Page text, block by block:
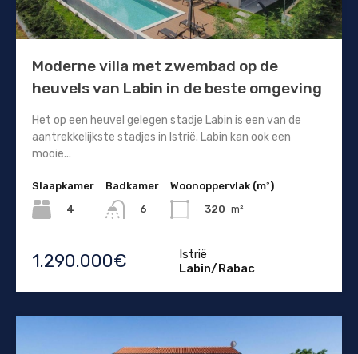
Moderne villa met zwembad op de
heuvels van Labin in de beste omgeving
Het op een heuvel gelegen stadje Labin is een van de
aantrekkelijkste stadjes in Istrië. Labin kan ook een
mooie...
Slaapkamer
4
Badkamer
6
Woonoppervlak (m²)
320 m²
1.290.000€
Istrië
Labin/Rabac